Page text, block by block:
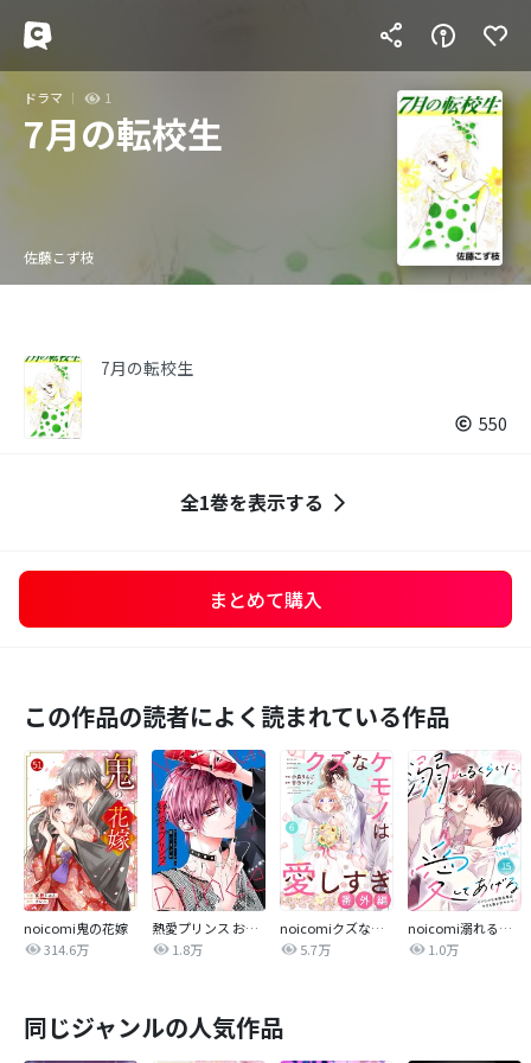
ドラマ 1
7月の転校生
佐藤こず枝
7月の転校生
550
全1巻を表示する
まとめて購入
この作品の読者によく読まれている作品
noicomi鬼の花嫁
314.6万
熱愛プリンス お兄ちゃんはキミが好き
1.8万
noicomiクズなケモノは愛しすぎ
5.7万
noicomi溺れるくらいに、愛してあげる～イジワルな未紘先輩は今日も番を甘やかす～
1.0万
同じジャンルの人気作品